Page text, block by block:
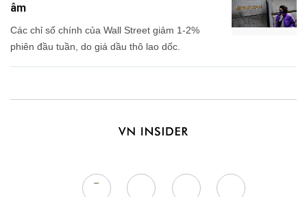
âm
Các chỉ số chính của Wall Street giảm 1-2%
phiên đầu tuần, do giá dầu thô lao dốc.